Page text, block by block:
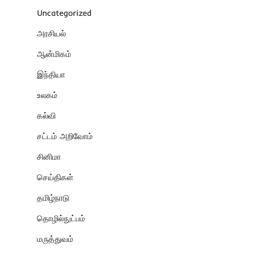
Uncategorized
அரசியல்
ஆன்மிகம்
இந்தியா
உலகம்
கல்வி
சட்டம் அறிவோம்
சினிமா
செய்திகள்
தமிழ்நாடு
தொழில்நுட்பம்
மருத்துவம்